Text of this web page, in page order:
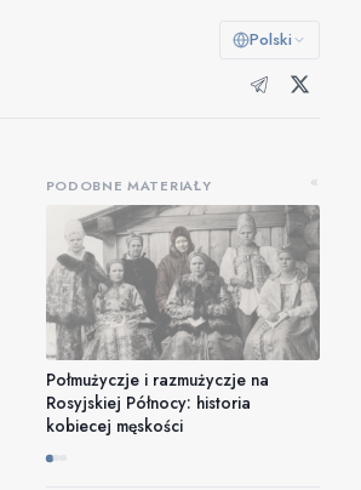
Polski
«
PODOBNE MATERIAŁY
Połmużyczje i razmużyczje na
Rosyjskiej Północy: historia
kobiecej męskości